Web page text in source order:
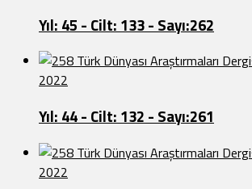
Yıl: 45 - Cilt: 133 - Sayı:262
Türk Dünyası Araştırmaları
2022
Yıl: 44 - Cilt: 132 - Sayı:261
Türk Dünyası Araştırmaları
2022